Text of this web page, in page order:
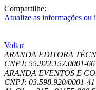
Compartilhe:
Atualize as informações ou
Voltar
ARANDA EDITORA
CNPJ: 55.922.157.0001-66
ARANDA EVENTOS E
CNPJ: 03.598.920/0001-41